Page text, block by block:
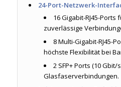
24-Port-Netzwerk-
16 Gigabit-RJ45-
zuverlässige
8 Multi-Gigabit-RJ45-
höchste Flexibilität bei
2 SFP+ Ports (10 Gbit/
Glasfaserverbindungen.